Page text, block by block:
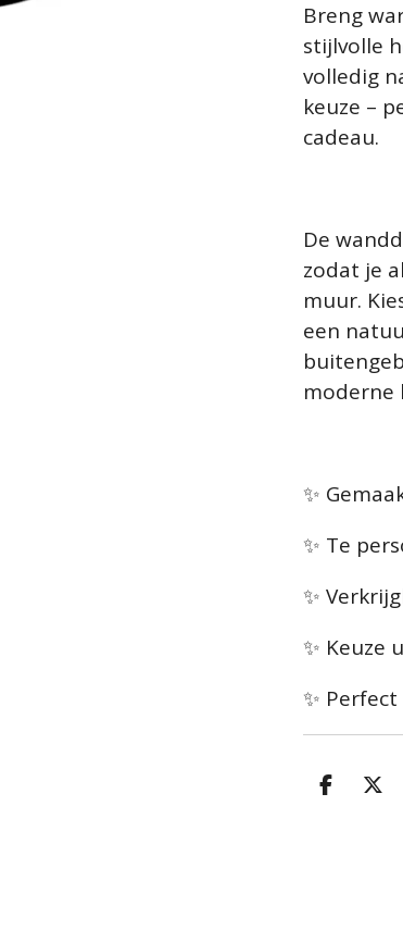
Breng
stijlvolle
volledig
keuze –
cadeau.
De
zodat je
muur.
een
moderne
✨
✨ Te
✨
✨
✨
D
D